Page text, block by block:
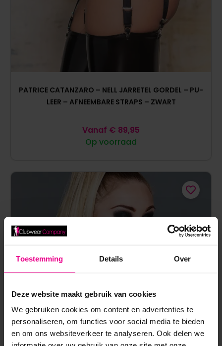
Toestemming Details Over
Deze website maakt gebruik van cookies
We gebruiken cookies om content en advertenties te
personaliseren, om functies voor social media te bieden
en om ons websiteverkeer te analyseren. Ook delen we
PATRICE CATANZARO – NELL JARRETEL GORDEL – PU-
LEER – AFNEEMBARE STRAPS – ZWART
Op voorraad
Vanaf € 89,95